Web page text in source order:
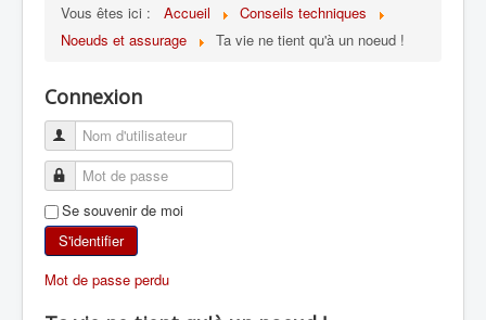
TOUT SUR LE GUMS
ESCALADE
ALPINISME
SKI DE RANDONNÉE
Vous êtes ici : Accueil
Conseils techniques
Noeuds et assurage
Ta vie ne tient qu'à un noeud !
Connexion
Se souvenir de moi
S'identifier
Mot de passe perdu